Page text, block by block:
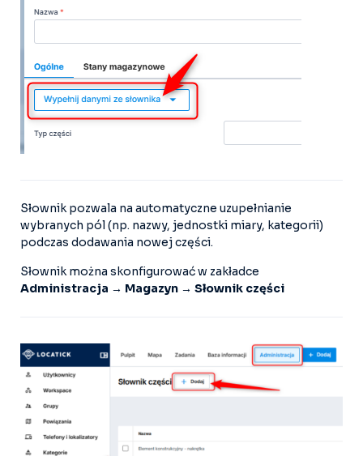
Słownik pozwala na automatyczne uzupełnianie
wybranych pól (np. nazwy, jednostki miary, kategorii)
podczas dodawania nowej części.
Słownik można skonfigurować w zakładce
Administracja → Magazyn → Słownik części